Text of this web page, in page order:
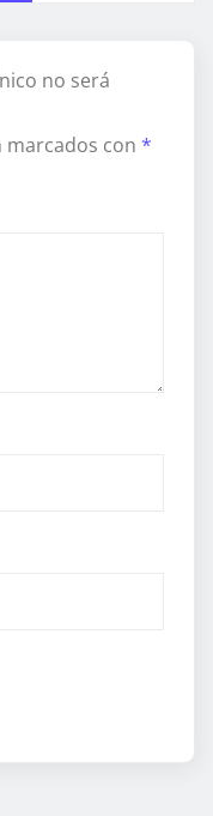
no será
marcados con *